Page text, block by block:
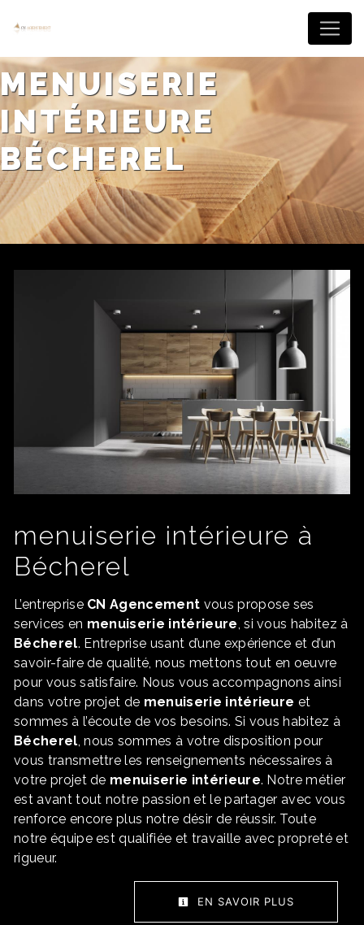
MENUISERIE
INTÉRIEURE
BÉCHEREL
menuiserie intérieure à
Bécherel
L’entreprise CN Agencement vous propose ses
services en menuiserie intérieure, si vous habitez à
Bécherel. Entreprise usant d’une expérience et d’un
savoir-faire de qualité, nous mettons tout en oeuvre
pour vous satisfaire. Nous vous accompagnons ainsi
dans votre projet de menuiserie intérieure et
sommes à l’écoute de vos besoins. Si vous habitez à
Bécherel, nous sommes à votre disposition pour
vous transmettre les renseignements nécessaires à
votre projet de menuiserie intérieure. Notre métier
est avant tout notre passion et le partager avec vous
renforce encore plus notre désir de réussir. Toute
notre équipe est qualifiée et travaille avec propreté et
rigueur.
EN SAVOIR PLUS